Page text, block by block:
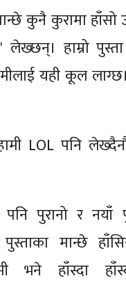
कुनै कुरामा
लेख्छन्। हाम्रो
यही कूल
LOL पनि
पनि पुरानो र नयाँ
मान्छे
भने हाँस्दा